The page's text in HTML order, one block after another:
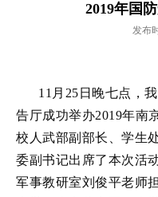
2019年国
发布
11月25日晚七点，
告厅成功举办2019年南
校人武部副部长、学生
委副书记出席了本次活
军事教研室刘俊平老师